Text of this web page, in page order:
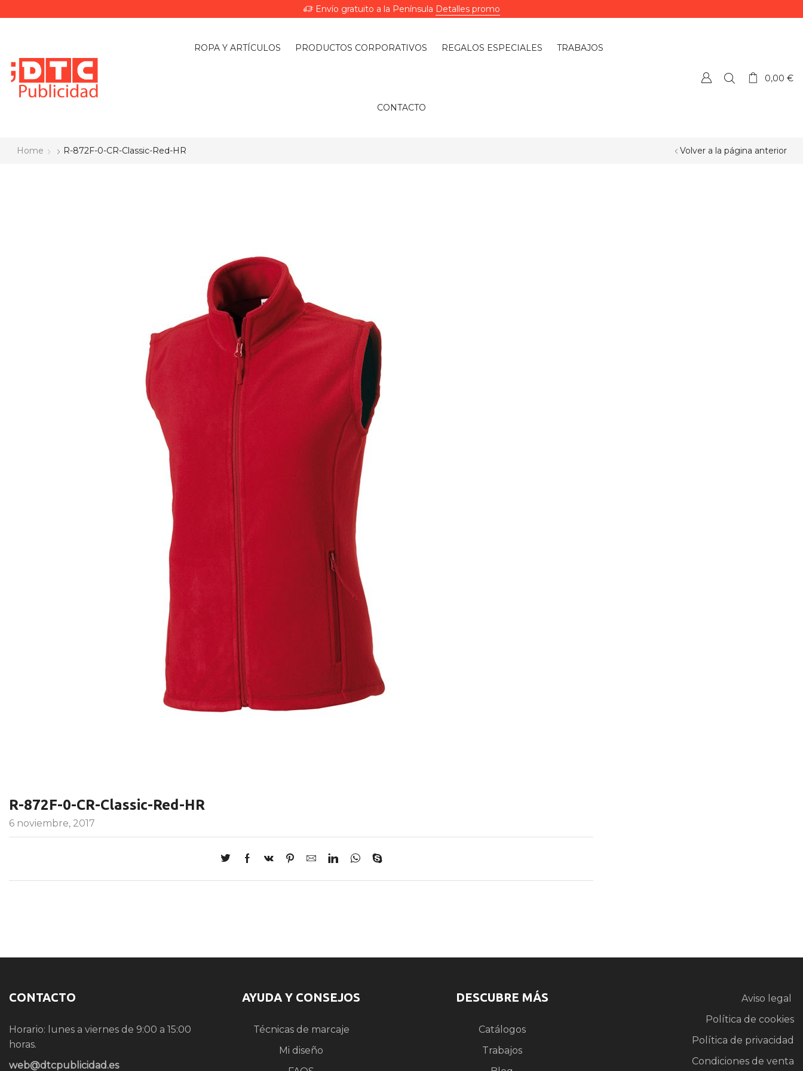
Envío gratuito a la Península Detalles promo
ROPA Y ARTÍCULOS PRODUCTOS CORPORATIVOS REGALOS ESPECIALES TRABAJOS
CONTACTO
0,00€
Volver a la página anterior
Home R-872F-0-CR-Classic-Red-HR
R-872F-0-CR-Classic-Red-HR
6 noviembre, 2017
CONTACTO
Horario: lunes a viernes de 9:00 a 15:00
horas.
web@dtcpublicidad.es
AYUDA Y CONSEJOS
Técnicas de marcaje
Mi diseño
DESCUBRE MÁS
Catálogos
Trabajos
Aviso legal
Política de cookies
Política de privacidad
Condiciones de venta